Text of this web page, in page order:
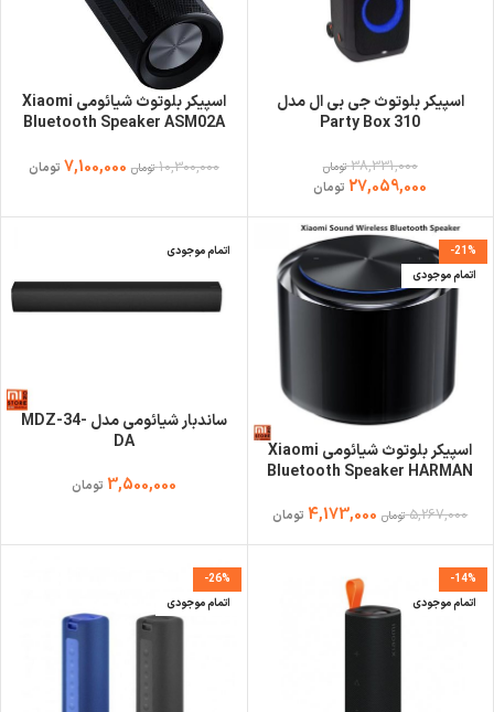
اسپیکر بلوتوث جی بی ال مدل
Party Box 310
38,331,000 تومان
27,059,000 تومان
اسپیکر بلوتوث شیائومی Xiaomi
Bluetooth Speaker ASM02A
10,300,000 تومان 7,100,000 تومان
-21%
اتمام موجودی
اسپیکر بلوتوث شیائومی Xiaomi
Bluetooth Speaker HARMAN
5,267,000 تومان 4,173,000 تومان
اتمام موجودی
ساندبار شیائومی مدل MDZ-34-
DA
3,500,000 تومان
-14%
اتمام موجودی
-26%
اتمام موجودی